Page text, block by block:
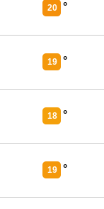
20 °
19 °
18 °
19 °